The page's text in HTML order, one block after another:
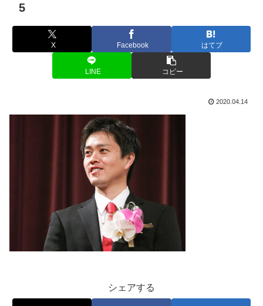
5
X Facebook はてブ
LINE コピー
2020.04.14
シェアする